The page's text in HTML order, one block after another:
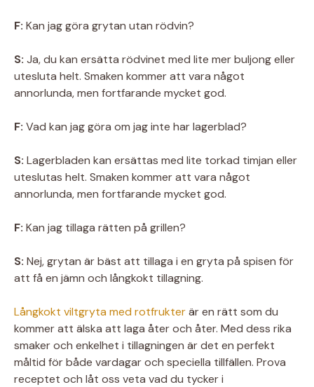
F: Kan jag göra grytan utan rödvin?
S: Ja, du kan ersätta rödvinet med lite mer buljong eller
utesluta helt. Smaken kommer att vara något
annorlunda, men fortfarande mycket god.
F: Vad kan jag göra om jag inte har lagerblad?
S: Lagerbladen kan ersättas med lite torkad timjan eller
uteslutas helt. Smaken kommer att vara något
annorlunda, men fortfarande mycket god.
F: Kan jag tillaga rätten på grillen?
S: Nej, grytan är bäst att tillaga i en gryta på spisen för
att få en jämn och långkokt tillagning.
Långkokt viltgryta med rotfrukterär en rätt som du
kommer att älska att laga åter och åter. Med dess rika
smaker och enkelhet i tillagningen är det en perfekt
måltid för både vardagar och speciella tillfällen. Prova
receptet och låt oss veta vad du tycker i